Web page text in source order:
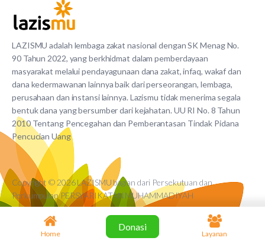
LAZISMU adalah lembaga zakat nasional dengan SK Menag No.
90 Tahun 2022, yang berkhidmat dalam pemberdayaan
masyarakat melalui pendayagunaan dana zakat, infaq, wakaf dan
dana kedermawanan lainnya baik dari perseorangan, lembaga,
perusahaan dan instansi lainnya. Lazismu tidak menerima segala
bentuk dana yang bersumber dari kejahatan. UU RI No. 8 Tahun
2010 Tentang Pencegahan dan Pemberantasan Tindak Pidana
Pencucian Uang
Copyright © 2026 LAZISMU bagian dari Persekutuan dan
Perkumpulan PERSYARIKATAN MUHAMMADIYAH
Home
Donasi
Layanan